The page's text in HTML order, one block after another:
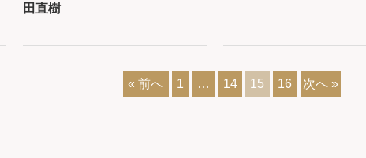
田直樹
« 前へ 1 … 14 15 16 次へ »